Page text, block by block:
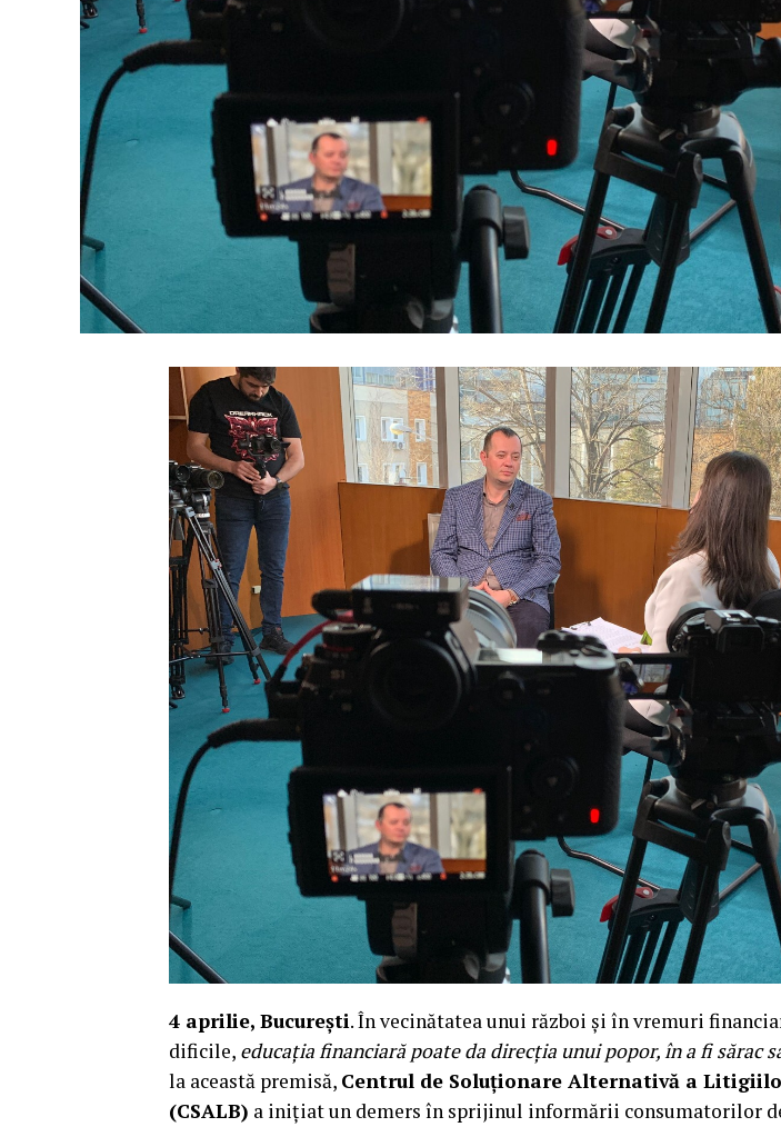
4 aprilie, București. În vecinătatea unui război și în vremuri
dificile, educația financiară poate da direcția unui popor, în a fi sărac
la această premisă, Centrul de Soluționare Alternativă a
(CSALB) a inițiat un demers în sprijinul informării consumatorilor